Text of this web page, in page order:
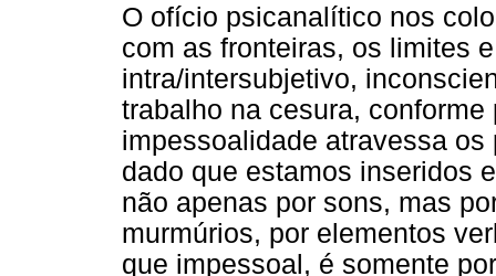
O ofício psicanalítico nos
com as fronteiras, os limites
intra/intersubjetivo,
trabalho na cesura,
impessoalidade atravessa
dado que estamos inseridos
não apenas por sons, mas
murmúrios, por elementos
que impessoal, é somente